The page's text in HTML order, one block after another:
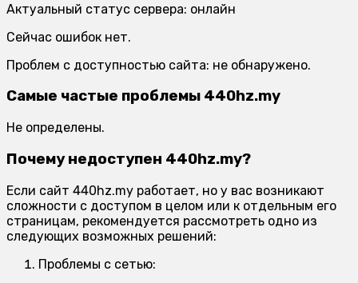
Актуальный статус сервера: онлайн
Сейчас ошибок нет.
Проблем с доступностью сайта: не обнаружено.
Самые частые проблемы 440hz.my
Не определены.
Почему недоступен 440hz.my?
Если сайт 440hz.my работает, но у вас возникают
сложности с доступом в целом или к отдельным его
страницам, рекомендуется рассмотреть одно из
следующих возможных решений:
Проблемы с сетью: